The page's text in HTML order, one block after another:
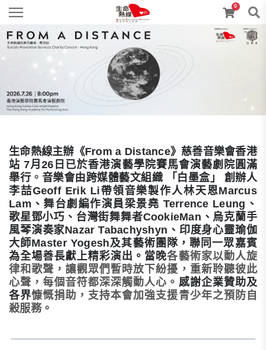
0
生命熱線主辦《From a Distance》慈善音樂會香港
站7月26 日已於香港演藝學院賽馬會演藝劇院圓滿
舉行 。 音樂會由跨媒體藝文組織 「白墨盒」 創辦人
李喆Geoff Erik Li 帶領音樂製作人林天恩Marcus
Lam 、舞台劇編作演員梁景堯 Terrence Leung 、
歌星鄧小巧、台灣街舞舞者CookieMan 、烏克蘭手
風琴演奏家Nazar Tabachyshyn 、印度身心靈瑜伽
大師Master Yogesh及其藝術團隊，聯同一眾嘉賓
為全場善長獻上精彩演出。當晚各藝術家以動人旋
律和歌聲，讓觀眾們暫時放下紛擾，重新聆聽彼此
心聲，每個音符都深深觸動人心。 感謝企業贊助及
各界慷慨捐助，支持本會加強支援青少年之預防自
殺服務。